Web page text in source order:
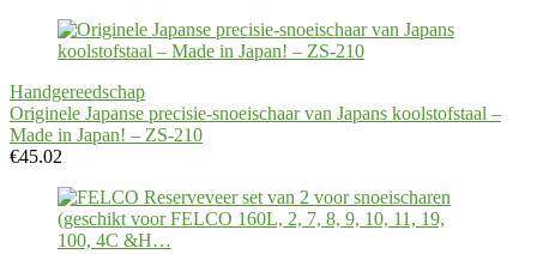
Handgereedschap
Originele Japanse precisie-snoeischaar van Japans koolstofstaal –
Made in Japan! – ZS-210
€45.02